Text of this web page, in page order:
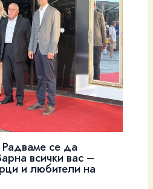
се да
всички вас –
и любители на